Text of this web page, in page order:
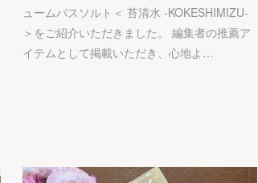
ュームバスソルト＜ 苔清水 -KOKESHIMIZU-
＞をご紹介いただきました。 編集者の推薦ア
イテムとして掲載いただき、心地よ…